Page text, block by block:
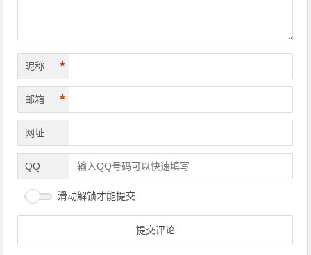
昵称 *
邮箱 *
网址
QQ
滑动解锁才能提交